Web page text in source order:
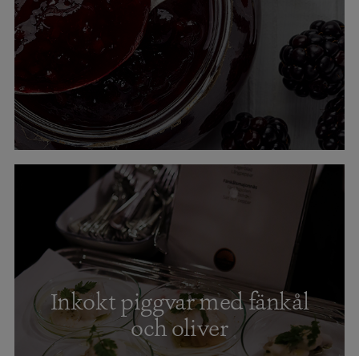
Inkokt piggvar med fänkål
och oliver